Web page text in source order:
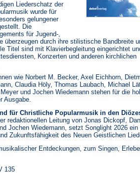
Liederschatz der
wurde für
gelungener
Die
für Jugend-,
überzeugen durch ihre stilistische Bandbreite
Titel sind mit Klavierbegleitung eingerichtet
Konzerten und anderen kirchlichen
wie Norbert M. Becker, Axel Eichhorn,
Claudia Höly, Thomas Laubach, Michael
und Jochen Wiedemann stehen für die
Ausgabe.
für Christliche Popularmusik in den
redaktionellen Leitung von Jonas Dickopf,
Jochen Wiedemann, setzt Songlight 2026
Zukunftsfähigkeit des Neuen Geistlichen
Entdeckungen, zum Singen,
135